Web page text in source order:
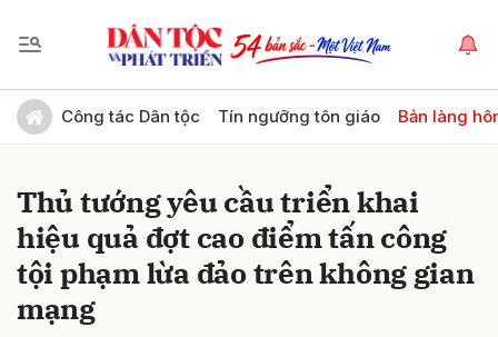
Công tác Dân tộc Tín ngưỡng tôn giáo Bản làng
Thủ tướng yêu cầu triển khai
hiệu quả đợt cao điểm tấn công
tội phạm lừa đảo trên không gian
mạng
Gửi bình luận